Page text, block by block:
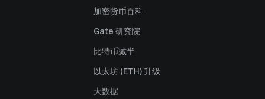
加密货币百科
Gate 研究院
比特币减半
以太坊 (ETH) 升级
大数据